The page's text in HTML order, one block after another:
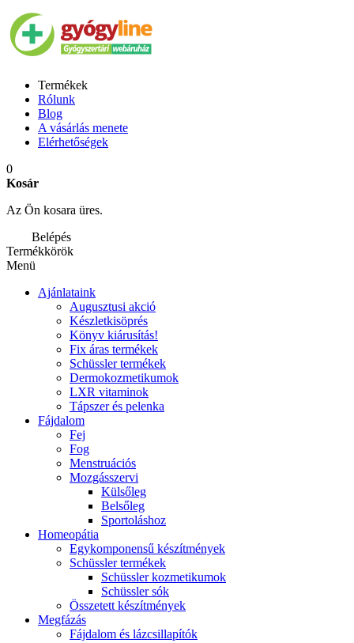
Termékek
Rólunk
Blog
A vásárlás menete
Elérhetőségek
0
Kosár
Az Ön kosara üres.
Belépés
Termékkörök
Menü
Ajánlataink
Augusztusi akció
Készletkisöprés
Könyv kiárusítás!
Fix áras termékek
Schüssler termékek
Dermokozmetikumok
LXR vitaminok
Tápszer és pelenka
Fájdalom
Fej
Fog
Menstruációs
Mozgásszervi
Külsőleg
Belsőleg
Sportoláshoz
Homeopátia
Egykomponensű készítmények
Schüssler termékek
Schüssler kozmetikumok
Schüssler sók
Összetett készítmények
Megfázás
Fájdalom és lázcsillapítók